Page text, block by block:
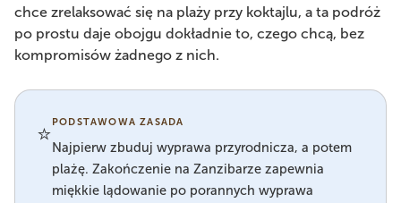
chce zrelaksować się na plaży przy koktajlu, a ta podróż
po prostu daje obojgu dokładnie to, czego chcą, bez
kompromisów żadnego z nich.
⭐PODSTAWOWA ZASADA
Najpierw zbuduj wyprawa przyrodnicza, a potem
plażę. Zakończenie na Zanzibarze zapewnia
miękkie lądowanie po porannych wyprawa